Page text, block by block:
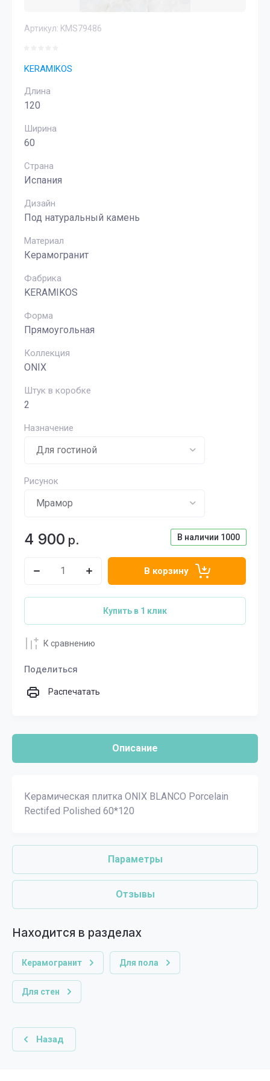
Артикул: KMS79486
KERAMIKOS
Длина
120
Ширина
60
Страна
Испания
Дизайн
Под натуральный камень
Материал
Керамогранит
Фабрика
KERAMIKOS
Форма
Прямоугольная
Коллекция
ONIX
Штук в коробке
2
Назначение
Рисунок
В наличии 1000
4 900 р.
В корзину
Купить в 1 клик
К сравнению
Поделиться
Распечатать
Описание
Керамическая плитка ONIX BLANCO Porcelain
Rectifed Polished 60*120
Параметры
Отзывы
Находится в разделах
Керамогранит Для пола
Для стен
Назад